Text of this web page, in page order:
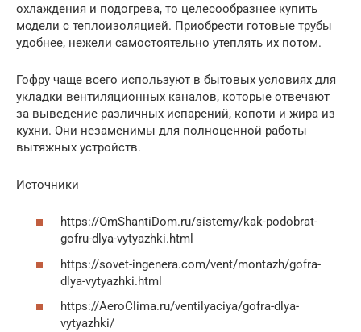
охлаждения и подогрева, то целесообразнее купить
модели с теплоизоляцией. Приобрести готовые трубы
удобнее, нежели самостоятельно утеплять их потом.
Гофру чаще всего используют в бытовых условиях для
укладки вентиляционных каналов, которые отвечают
за выведение различных испарений, копоти и жира из
кухни. Они незаменимы для полноценной работы
вытяжных устройств.
Источники
https://OmShantiDom.ru/sistemy/kak-podobrat-
gofru-dlya-vytyazhki.html
https://sovet-ingenera.com/vent/montazh/gofra-
dlya-vytyazhki.html
https://AeroClima.ru/ventilyaciya/gofra-dlya-
vytyazhki/